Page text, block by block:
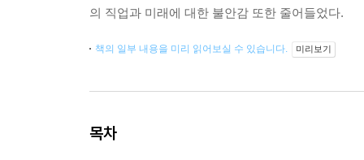
의 직업과 미래에 대한 불안감 또한 줄어들었다.
책의 일부 내용을 미리 읽어보실 수 있습니다. 미리보기
목차